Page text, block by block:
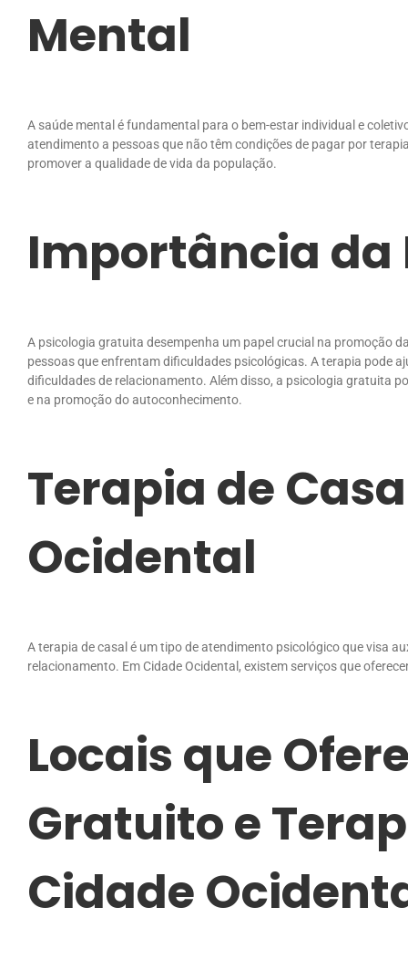
Mental
A saúde mental é fundamental para o bem-estar individual e
atendimento a pessoas que não têm condições de pagar por
promover a qualidade de vida da população.
Importância da
A psicologia gratuita desempenha um papel crucial na promoção
pessoas que enfrentam dificuldades psicológicas. A terapia pode
dificuldades de relacionamento. Além disso, a psicologia gratuita
e na promoção do autoconhecimento.
Terapia de
Ocidental
A terapia de casal é um tipo de atendimento psicológico que visa
relacionamento. Em Cidade Ocidental, existem serviços que
Locais que
Gratuito e
Cidade